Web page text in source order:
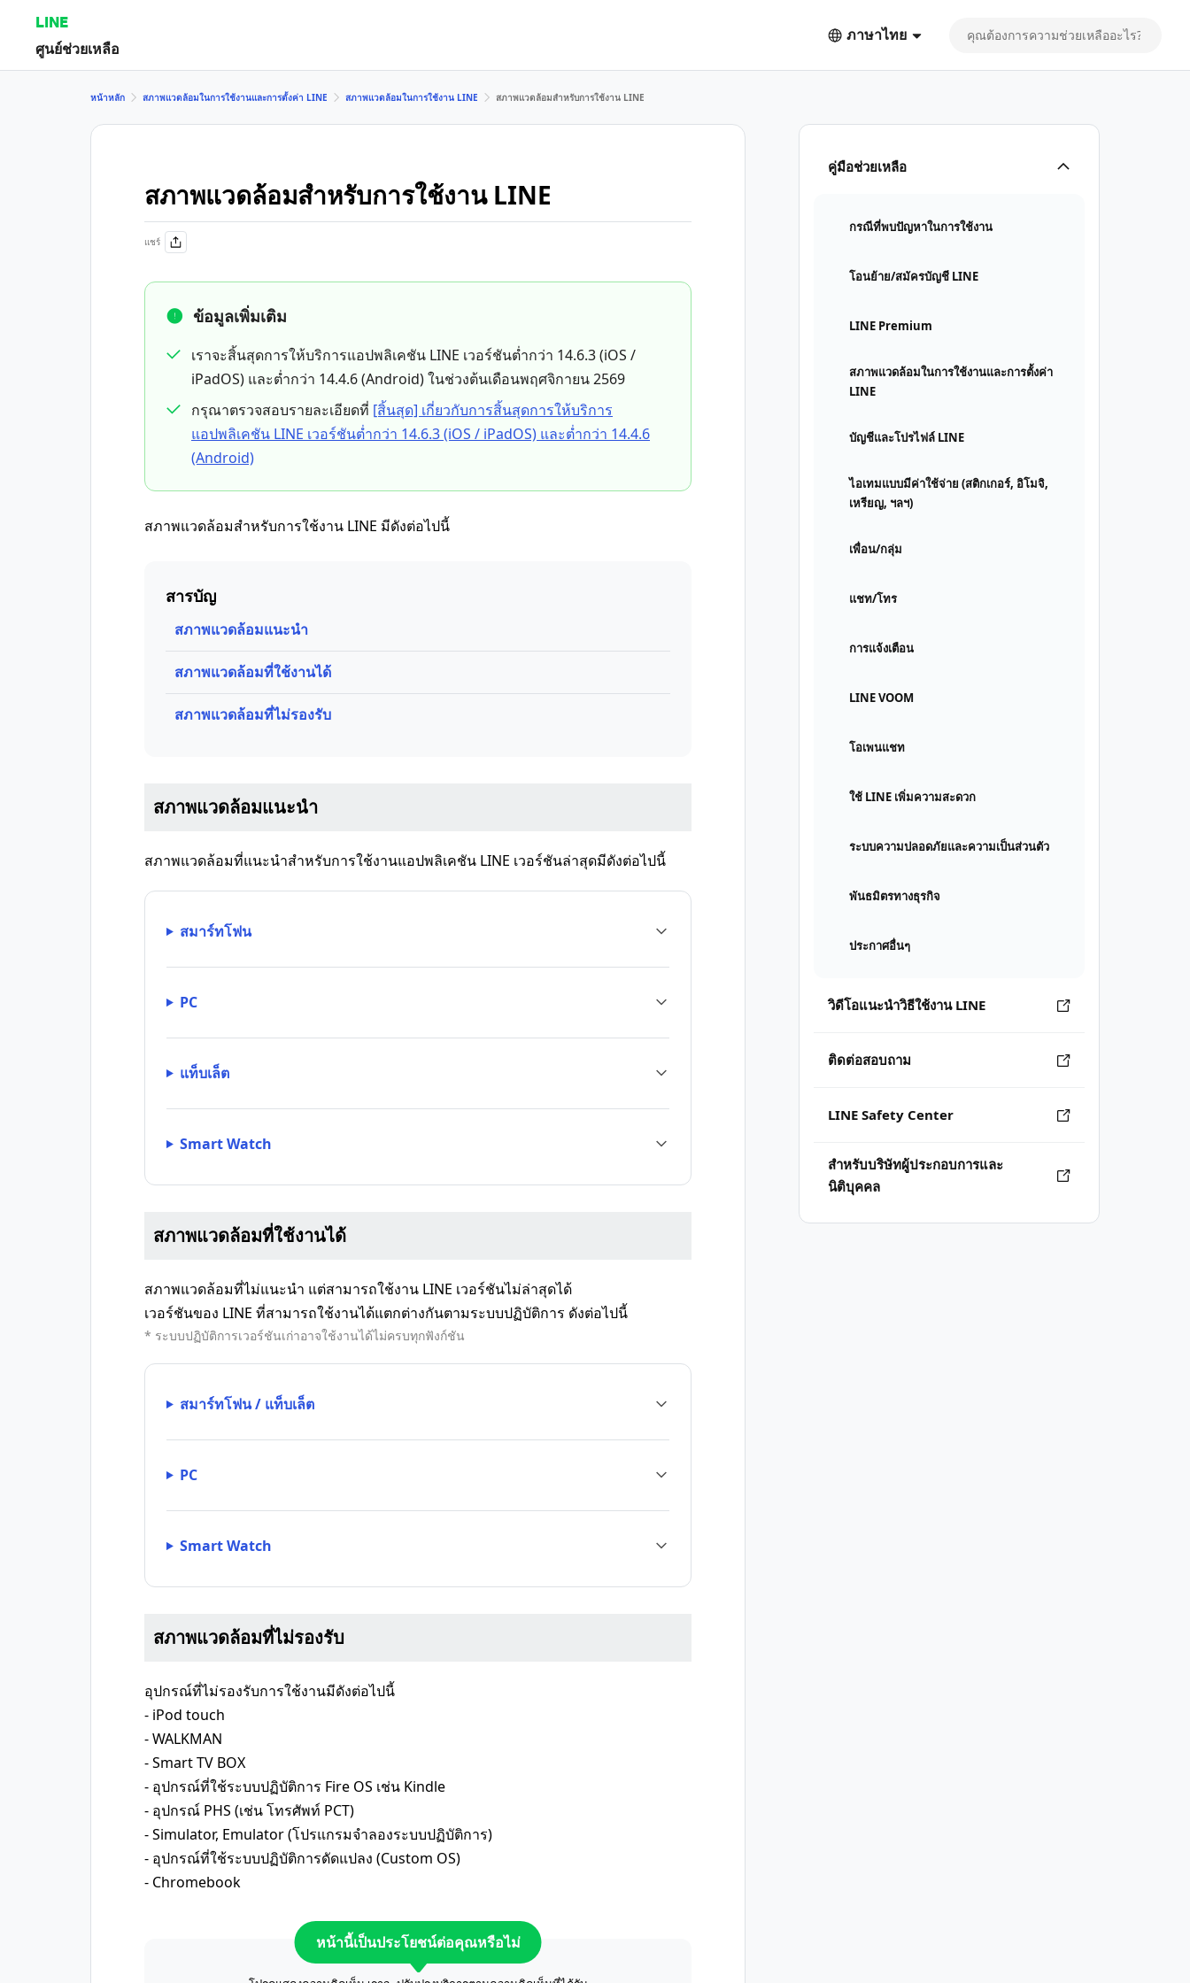
LINE
ศูนย์ช่วยเหลือ
ภาษาไทย
คู่มือช่วยเหลือ
กรณีที่พบปัญหาในการใช้งาน
โอนย้าย/สมัครบัญชี LINE
LINE Premium
สภาพแวดล้อมในการใช้งานและการตั้งค่า
LINE
บัญชีและโปรไฟล์ LINE
ไอเทมแบบมีค่าใช้จ่าย (สติกเกอร์, อิโมจิ,
เหรียญ, ฯลฯ)
เพื่อน/กลุ่ม
แชท/โทร
การแจ้งเตือน
LINE VOOM
โอเพนแชท
ใช้ LINE เพิ่มความสะดวก
ระบบความปลอดภัยและความเป็นส่วนตัว
พันธมิตรทางธุรกิจ
ประกาศอื่นๆ
วิดีโอแนะนำวิธีใช้งาน LINE
ติดต่อสอบถาม
LINE Safety Center
สำหรับบริษัทผู้ประกอบการและ
นิติบุคคล
หน้าหลัก สภาพแวดล้อมในการใช้งานและการตั้งค่า LINE สภาพแวดล้อมในการใช้งาน LINE สภาพแวดล้อมสำหรับการใช้งาน LINE
สภาพแวดล้อมสำหรับการใช้งาน LINE
แชร์
ข้อมูลเพิ่มเติม
เราจะสิ้นสุดการให้บริการแอปพลิเคชัน LINE เวอร์ชันต่ำกว่า 14.6.3 (iOS /
iPadOS) และต่ำกว่า 14.4.6 (Android) ในช่วงต้นเดือนพฤศจิกายน 2569
กรุณาตรวจสอบรายละเอียดที่ [สิ้นสุด] เกี่ยวกับการสิ้นสุดการให้บริการ
แอปพลิเคชัน LINE เวอร์ชันต่ำกว่า 14.6.3 (iOS / iPadOS) และต่ำกว่า 14.4.6
(Android)
สภาพแวดล้อมสำหรับการใช้งาน LINE มีดังต่อไปนี้
สารบัญ
สภาพแวดล้อมแนะนำ
สภาพแวดล้อมที่ใช้งานได้
สภาพแวดล้อมที่ไม่รองรับ
สภาพแวดล้อมแนะนำ
สภาพแวดล้อมที่แนะนำสำหรับการใช้งานแอปพลิเคชัน LINE เวอร์ชันล่าสุดมีดังต่อไปนี้
สมาร์ทโฟน
PC
แท็บเล็ต
Smart Watch
สภาพแวดล้อมที่ใช้งานได้
สภาพแวดล้อมที่ไม่แนะนำ แต่สามารถใช้งาน LINE เวอร์ชันไม่ล่าสุดได้
เวอร์ชันของ LINE ที่สามารถใช้งานได้แตกต่างกันตามระบบปฏิบัติการ ดังต่อไปนี้
* ระบบปฏิบัติการเวอร์ชันเก่าอาจใช้งานได้ไม่ครบทุกฟังก์ชัน
สมาร์ทโฟน / แท็บเล็ต
PC
Smart Watch
สภาพแวดล้อมที่ไม่รองรับ
อุปกรณ์ที่ไม่รองรับการใช้งานมีดังต่อไปนี้
- iPod touch
- WALKMAN
- Smart TV BOX
- อุปกรณ์ที่ใช้ระบบปฏิบัติการ Fire OS เช่น Kindle
- อุปกรณ์ PHS (เช่น โทรศัพท์ PCT)
- Simulator, Emulator (โปรแกรมจำลองระบบปฏิบัติการ)
- อุปกรณ์ที่ใช้ระบบปฏิบัติการดัดแปลง (Custom OS)
- Chromebook
หน้านี้เป็นประโยชน์ต่อคุณหรือไม่